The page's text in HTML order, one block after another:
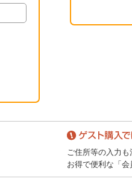
ご住所等の入力も
お得で便利な「会